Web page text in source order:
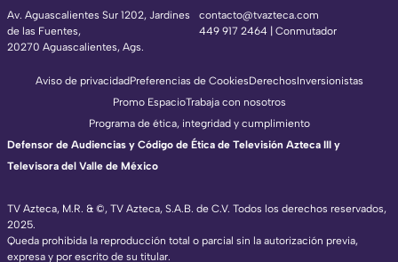
Av. Aguascalientes Sur 1202, Jardines
de las Fuentes,
20270 Aguascalientes, Ags.
contacto@tvazteca.com
449 917 2464 | Conmutador
TV Azteca, M.R. & ©, TV Azteca, S.A.B. de C.V. Todos los derechos reservados,
2025.
Queda prohibida la reproducción total o parcial sin la autorización previa,
expresa y por escrito de su titular.
Aviso de privacidadPreferencias de CookiesDerechosInversionistas
Promo EspacioTrabaja con nosotros
Programa de ética, integridad y cumplimiento
Defensor de Audiencias y Código de Ética de Televisión Azteca III y
Televisora del Valle de México